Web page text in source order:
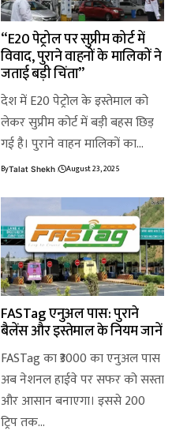
“E20 पेट्रोल पर सुप्रीम कोर्ट में
विवाद, पुराने वाहनों के मालिकों ने
जताई बड़ी चिंता”
देश में E20 पेट्रोल के इस्तेमाल को
लेकर सुप्रीम कोर्ट में बड़ी बहस छिड़
गई है। पुराने वाहन मालिकों का…
ByTalat Shekh August 23, 2025
FASTag एनुअल पास: पुराने
बैलेंस और इस्तेमाल के नियम जानें
FASTag का ₹3000 का एनुअल पास
अब नेशनल हाईवे पर सफर को सस्ता
और आसान बनाएगा। इससे 200
ट्रिप तक…